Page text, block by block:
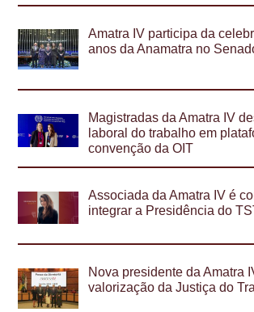
Amatra IV participa da
anos da Anamatra no
Magistradas da Amatra IV
laboral do trabalho em
convenção da OIT
Associada da Amatra IV é
integrar a Presidência do
Nova presidente da Amatra
valorização da Justiça do